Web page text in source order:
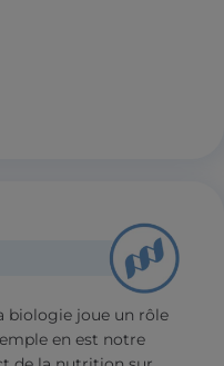
biologie joue un rôle
en est notre